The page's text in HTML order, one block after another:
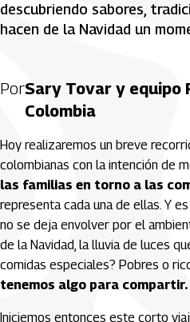
descubriendo sabores,
hacen de la Navidad un
PorSary Tovar y equipo
Colombia
Hoy realizaremos un breve
colombianas con la intención de
las familias en torno a las
representa cada una de ellas. Y
no se deja envolver por el
de la Navidad, la lluvia de luces
comidas especiales? Pobres o
tenemos algo para compartir.
Iniciemos entonces este corto